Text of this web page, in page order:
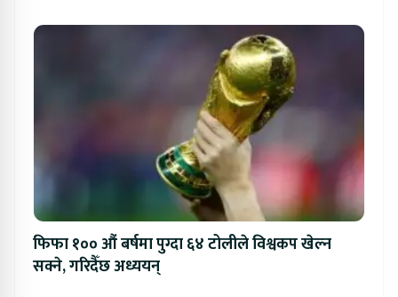
फिफा १०० औं बर्षमा पुग्दा ६४ टोलीले विश्वकप खेल्न
सक्ने, गरिदैँछ अध्ययन्